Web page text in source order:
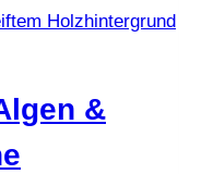
auf.
können
&